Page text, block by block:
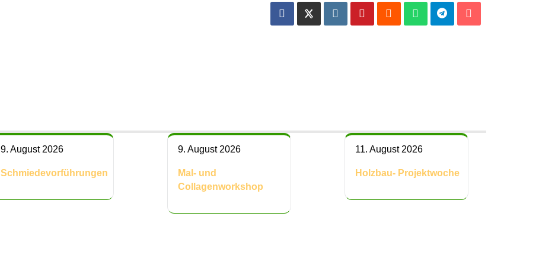
9. August 2026
Schmiedevorführungen
9. August 2026
Mal- und
Collagenworkshop
11. August 2026
Holzbau- Projektwoche